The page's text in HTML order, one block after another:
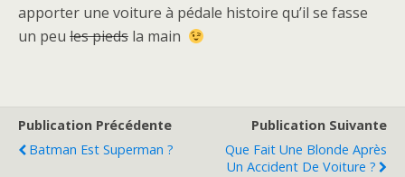
apporter une voiture à pédale histoire qu’il se fasse
un peu les pieds la main
Publication Précédente
Batman Est Superman ?
Publication Suivante
Que Fait Une Blonde Après
Un Accident De Voiture ?